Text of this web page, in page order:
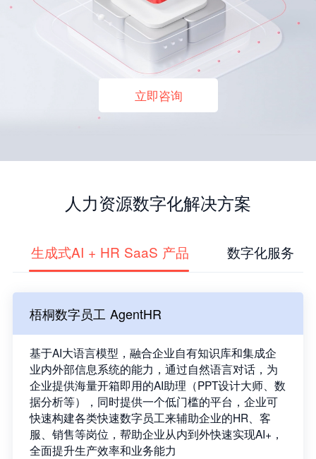
立即咨询
人力资源数字化解决方案
生成式AI + HR SaaS 产品 数字化服务
梧桐数字员工 AgentHR
基于AI大语言模型，融合企业自有知识库和集成企
业内外部信息系统的能力，通过自然语言对话，为
企业提供海量开箱即用的AI助理（PPT设计大师、数
据分析等），同时提供一个低门槛的平台，企业可
快速构建各类快速数字员工来辅助企业的HR、客
服、销售等岗位，帮助企业从内到外快速实现AI+，
全面提升生产效率和业务能力